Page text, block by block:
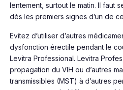
lentement, surtout le matin. Il faut
dès les premiers signes d’un de
Evitez d’utiliser d’autres
dysfonction érectile pendant le
Levitra Professional. Levitra
propagation du VIH ou d’autres
transmissibles (MST) à d’autres